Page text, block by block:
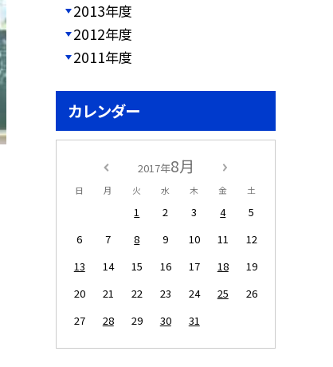
2013年度
2012年度
2011年度
カレンダー
2017年8月
日 月 火 水 木 金 土
1 2 3 4
5
6
7 8 9 10 11
12
13
14 15 16 17 18
19
20
21 22 23 24 25
26
27
28 29 30 31